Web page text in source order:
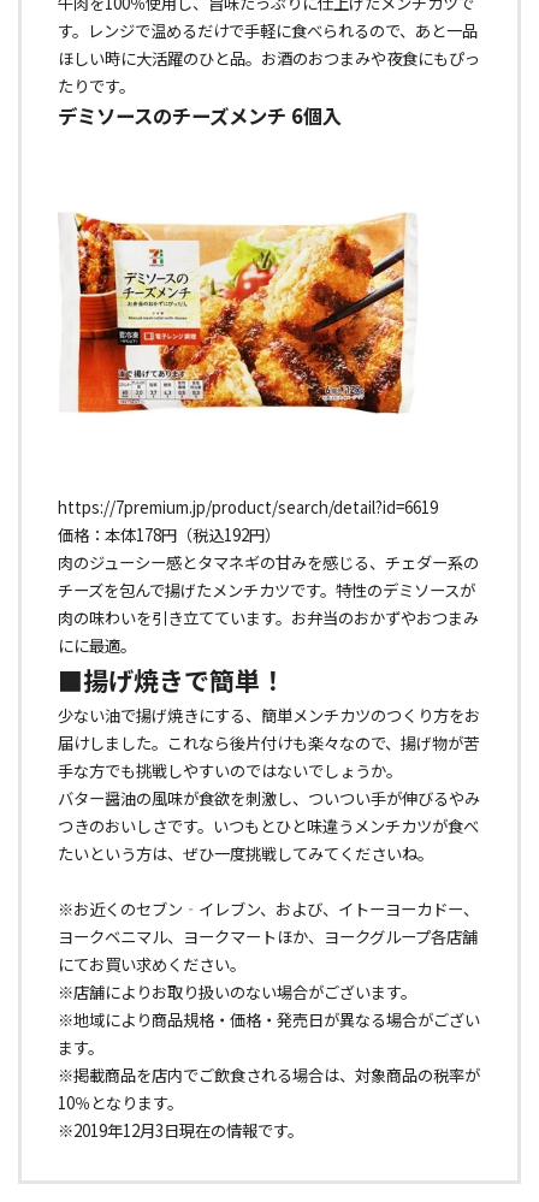
す。レンジで温めるだけで手軽に食べられるので、あと一品
ほしい時に大活躍のひと品。お酒のおつまみや夜食にもぴっ
たりです。
デミソースのチーズメンチ 6個入
https://7premium.jp/product/search/detail?id=6619
価格：本体178円（税込192円）
肉のジューシー感とタマネギの甘みを感じる、チェダー系の
チーズを包んで揚げたメンチカツです。特性のデミソースが
肉の味わいを引き立てています。お弁当のおかずやおつまみ
にに最適。
■揚げ焼きで簡単！
少ない油で揚げ焼きにする、簡単メンチカツのつくり方をお
届けしました。これなら後片付けも楽々なので、揚げ物が苦
手な方でも挑戦しやすいのではないでしょうか。
バター醤油の風味が食欲を刺激し、ついつい手が伸びるやみ
つきのおいしさです。いつもとひと味違うメンチカツが食べ
たいという方は、ぜひ一度挑戦してみてくださいね。
※お近くのセブン‐イレブン、および、イトーヨーカドー、
ヨークベニマル、ヨークマートほか、ヨークグループ各店舗
にてお買い求めください。
※店舗によりお取り扱いのない場合がございます。
※地域により商品規格・価格・発売日が異なる場合がござい
ます。
※掲載商品を店内でご飲食される場合は、対象商品の税率が
10％となります。
※2019年12月3日現在の情報です。